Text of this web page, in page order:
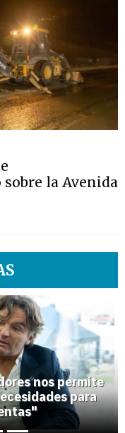
la Avenida
nos permite
para
Next